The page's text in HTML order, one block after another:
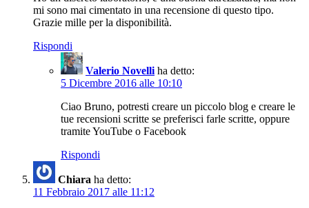
mi sono mai cimentato in una recensione di questo tipo.
Grazie mille per la disponibilità.
Rispondi
Valerio Novelli ha detto:
5 Dicembre 2016 alle 10:10
Ciao Bruno, potresti creare un piccolo blog e creare le
tue recensioni scritte se preferisci farle scritte, oppure
tramite YouTube o Facebook
Rispondi
Chiara ha detto:
11 Febbraio 2017 alle 11:12